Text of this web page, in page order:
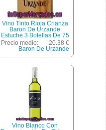
Vino Tinto Rioja Crianza
Baron De Urzande
Estuche 3 Botellas De 75
Centilitros
Precio medio:
20.38 €
Baron De Urzande
Vino Blanco Con